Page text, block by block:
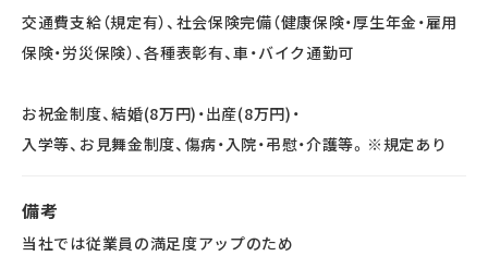
交通費支給（規定有）、社会保険完備（健康保険・厚生年金・雇用
保険・労災保険）、各種表彰有、車・バイク通勤可
お祝金制度、結婚(8万円)・出産(8万円)・
入学等、お見舞金制度、傷病・入院・弔慰・介護等。※規定あり
備考
当社では従業員の満足度アップのため